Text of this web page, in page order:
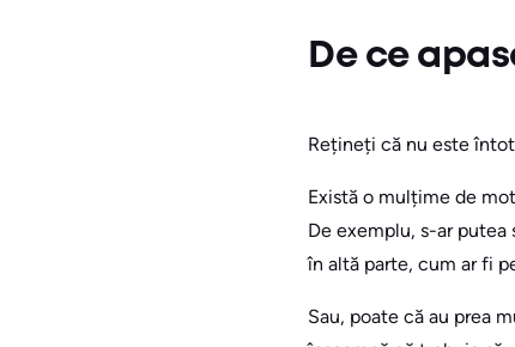
De ce
Rețineți că nu este
Există o mulțime de
De exemplu, s-ar
în altă parte, cum ar fi
Sau, poate că au prea